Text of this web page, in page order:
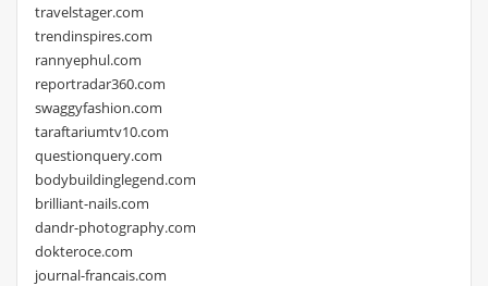
travelstager.com
trendinspires.com
rannyephul.com
reportradar360.com
swaggyfashion.com
taraftariumtv10.com
questionquery.com
bodybuildinglegend.com
brilliant-nails.com
dandr-photography.com
dokteroce.com
journal-francais.com